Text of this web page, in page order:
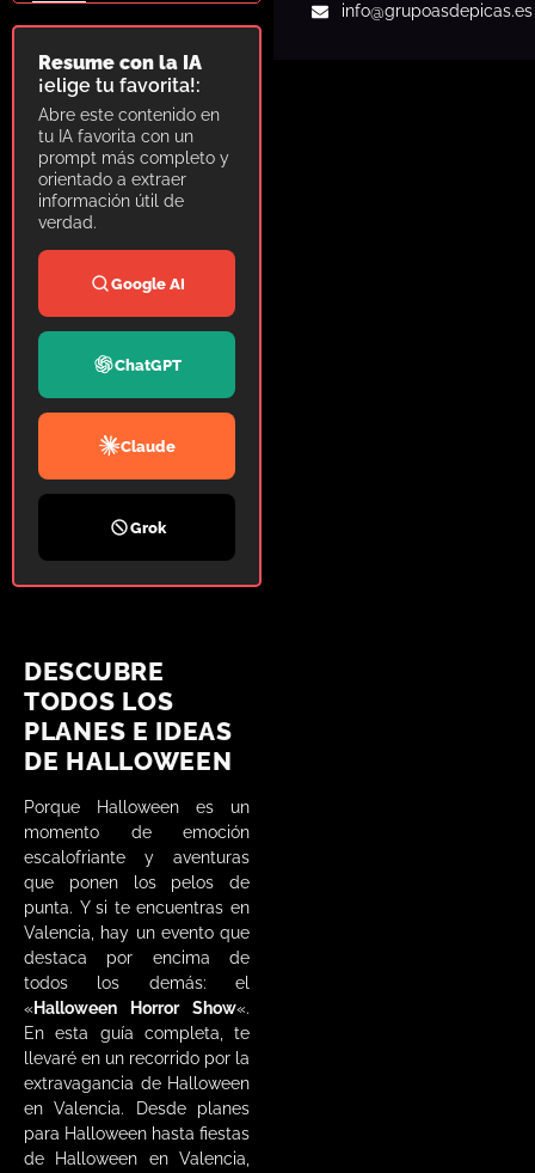
Resume con la IA
¡elige tu favorita!:
Abre este contenido en
tu IA favorita con un
prompt más completo y
orientado a extraer
información útil de
verdad.
Google AI
ChatGPT
Claude
Grok
DESCUBRE
TODOS LOS
PLANES E IDEAS
DE HALLOWEEN
Porque Halloween es un
momento de emoción
escalofriante y aventuras
que ponen los pelos de
punta. Y si te encuentras en
Valencia, hay un evento que
destaca por encima de
todos los demás: el
«Halloween Horror Show«.
En esta guía completa, te
llevaré en un recorrido por la
extravagancia de Halloween
en Valencia. Desde planes
para Halloween hasta fiestas
de Halloween en Valencia,
info@grupoasdepicas.es